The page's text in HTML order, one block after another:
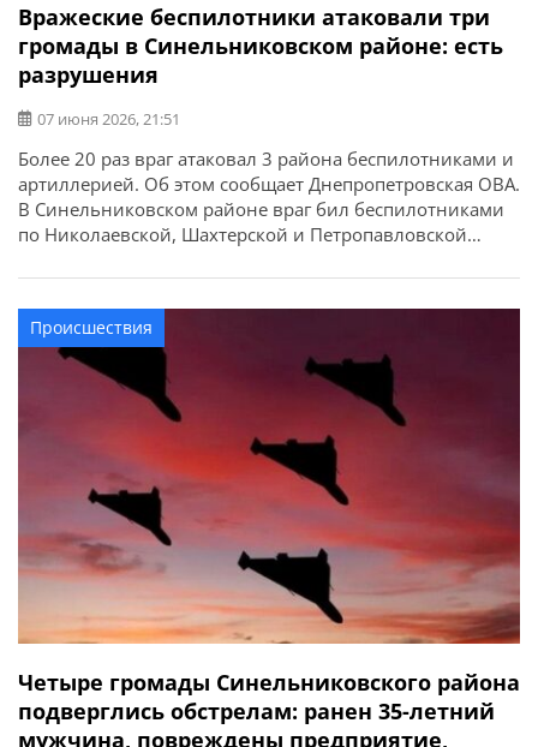
Вражеские беспилотники атаковали три
громады в Синельниковском районе: есть
разрушения
07 июня 2026, 21:51
Более 20 раз враг атаковал 3 района беспилотниками и
артиллерией. Об этом сообщает Днепропетровская ОВА.
В Синельниковском районе враг бил беспилотниками
по Николаевской, Шахтерской и Петропавловской
Происшествия
Четыре громады Синельниковского района
подверглись обстрелам: ранен 35-летний
мужчина, повреждены предприятие,